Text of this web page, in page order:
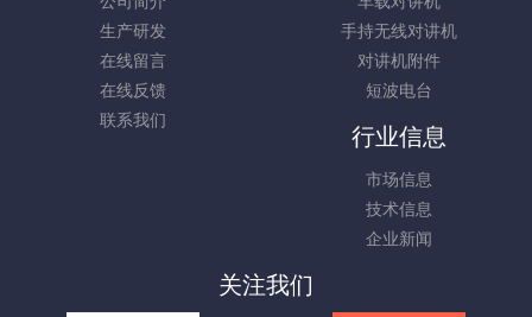
生产研发
在线留言
在线反馈
联系我们
手持无线对讲机
对讲机附件
短波电台
行业信息
市场信息
技术信息
企业新闻
关注我们